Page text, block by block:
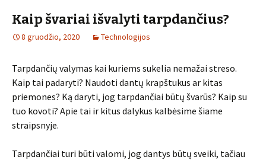
Kaip švariai išvalyti tarpdančius?
8 gruodžio, 2020 Technologijos
Tarpdančių valymas kai kuriems sukelia nemažai streso.
Kaip tai padaryti? Naudoti dantų krapštukus ar kitas
priemones? Ką daryti, jog tarpdančiai būtų švarūs? Kaip su
tuo kovoti? Apie tai ir kitus dalykus kalbėsime šiame
straipsnyje.
Tarpdančiai turi būti valomi, jog dantys būtų sveiki, tačiau